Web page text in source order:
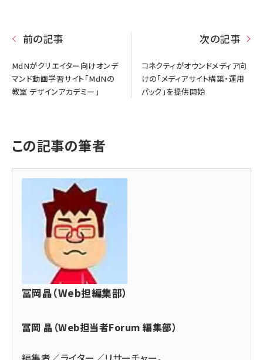
前の記事
MdNがクリエイター向けオンデ
マンド動画学習サイト「MdNの
教室 デザインアカデミー」
次の記事
コネクティがオウンドメディア向
けの「メディアサイト構築・運用
パック」を提供開始
この記事の筆者
冨岡晶（Web担編集部）
冨岡 晶（Web担当者Forum 編集部）